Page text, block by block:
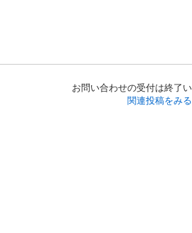
お問い合わせの受付は終了い
関連投稿をみる